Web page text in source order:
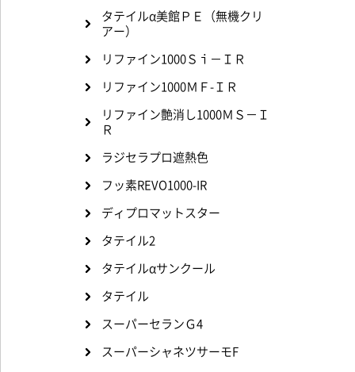
タテイルα美館ＰＥ（無機クリ
アー）
リファイン1000Ｓｉ－ＩＲ
リファイン1000ＭＦ-ＩＲ
リファイン艶消し1000ＭＳ－Ｉ
Ｒ
ラジセラプロ遮熱色
フッ素REVO1000-IR
ディプロマットスター
タテイル2
タテイルαサンクール
タテイル
スーパーセランＧ4
スーパーシャネツサーモF